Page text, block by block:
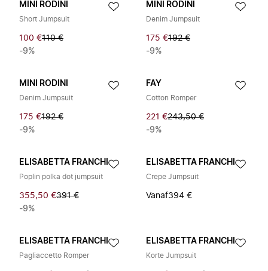
MINI RODINI
Short Jumpsuit
100 €110 €
-9%
MINI RODINI
Denim Jumpsuit
175 €192 €
-9%
MINI RODINI
Denim Jumpsuit
175 €192 €
-9%
FAY
Cotton Romper
221 €243,50 €
-9%
ELISABETTA FRANCHI
Poplin polka dot jumpsuit
355,50 €391 €
-9%
ELISABETTA FRANCHI
Crepe Jumpsuit
Vanaf394 €
ELISABETTA FRANCHI
Pagliaccetto Romper
ELISABETTA FRANCHI
Korte Jumpsuit